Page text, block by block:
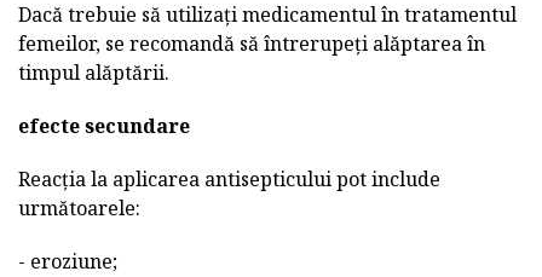
Dacă trebuie să utilizați medicamentul în tratamentul
femeilor, se recomandă să întrerupeți alăptarea în
timpul alăptării.
efecte secundare
Reacția la aplicarea antisepticului pot include
următoarele:
- eroziune;